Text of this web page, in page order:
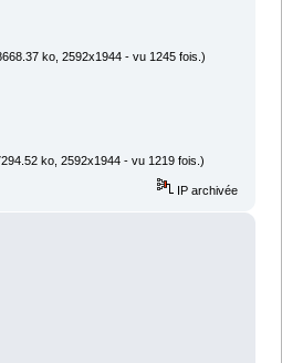
ko, 2592x1944 - vu 1245 fois.)
ko, 2592x1944 - vu 1219 fois.)
IP archivée